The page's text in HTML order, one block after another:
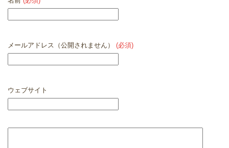
メールアドレス（公開されません） (必須)
ウェブサイト